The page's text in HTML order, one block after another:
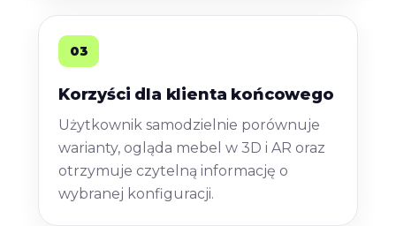
03
Korzyści dla klienta końcowego
Użytkownik samodzielnie porównuje
warianty, ogląda mebel w 3D i AR oraz
otrzymuje czytelną informację o
wybranej konfiguracji.